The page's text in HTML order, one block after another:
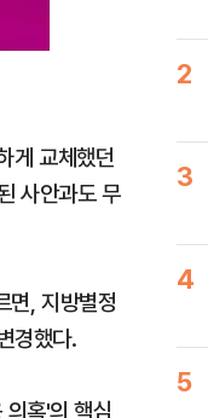
게 교체했던
사안과도 무
면, 지방별정
경했다.
혹'의 핵심
2
3
4
5